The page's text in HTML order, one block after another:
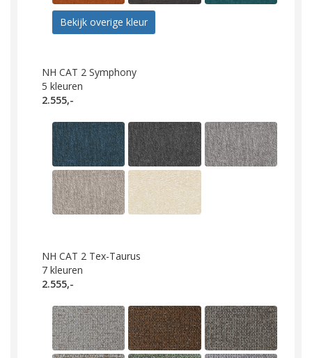
Bekijk overige kleur
NH CAT 2 Symphony
5 kleuren
2.555,-
NH CAT 2 Tex-Taurus
7 kleuren
2.555,-